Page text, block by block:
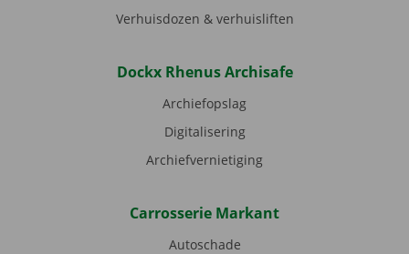
Verhuisdozen & verhuisliften
Dockx Rhenus Archisafe
Archiefopslag
Digitalisering
Archiefvernietiging
Carrosserie Markant
Autoschade